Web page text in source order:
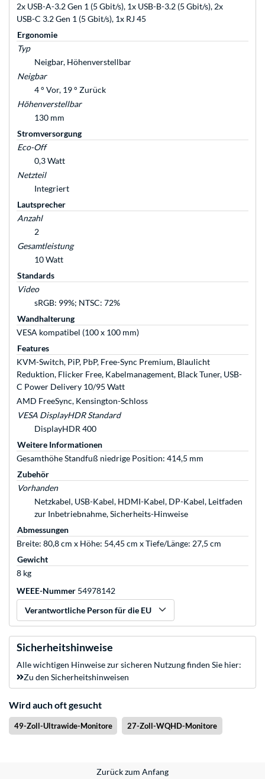
2x USB-A-3.2 Gen 1 (5 Gbit/s), 1x USB-B-3.2 (5 Gbit/s), 2x
USB-C 3.2 Gen 1 (5 Gbit/s), 1x RJ 45
Ergonomie
Typ
Neigbar, Höhenverstellbar
Neigbar
4 ° Vor, 19 ° Zurück
Höhenverstellbar
130 mm
Stromversorgung
Eco-Off
0,3 Watt
Netzteil
Integriert
Lautsprecher
Anzahl
2
Gesamtleistung
10 Watt
Standards
Video
sRGB: 99%; NTSC: 72%
Wandhalterung
VESA kompatibel (100 x 100 mm)
Features
KVM-Switch, PiP, PbP, Free-Sync Premium, Blaulicht
Reduktion, Flicker Free, Kabelmanagement, Black Tuner, USB-
C Power Delivery 10/95 Watt
AMD FreeSync, Kensington-Schloss
VESA DisplayHDR Standard
DisplayHDR 400
Weitere Informationen
Gesamthöhe Standfuß niedrige Position: 414,5 mm
Zubehör
Vorhanden
Netzkabel, USB-Kabel, HDMI-Kabel, DP-Kabel, Leitfaden
zur Inbetriebnahme, Sicherheits-Hinweise
Abmessungen
Breite: 80,8 cm x Höhe: 54,45 cm x Tiefe/Länge: 27,5 cm
Gewicht
8 kg
WEEE-Nummer 54978142
Verantwortliche Person für die EU
Sicherheitshinweise
Alle wichtigen Hinweise zur sicheren Nutzung finden Sie hier:
Zu den Sicherheitshinweisen
Wird auch oft gesucht
49-Zoll-Ultrawide-Monitore 27-Zoll-WQHD-Monitore
Zurück zum Anfang